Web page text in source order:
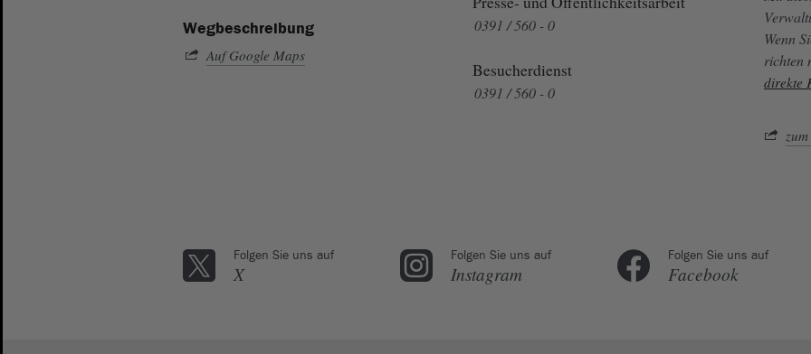
Wegbeschreibung
Auf Google Maps
0391 / 560 - 0
Besucherdienst
0391 / 560 - 0
Wenn
richten
direkte
Folgen Sie uns auf
X
Folgen Sie uns auf
Instagram
Folgen Sie uns auf
Facebook